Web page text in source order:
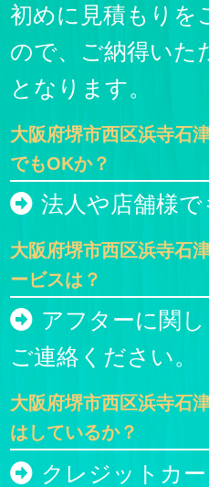
初めに見積もりを
ので、ご納得いた
となります。
大阪府堺市西区浜寺石
でもOKか？
法人や店舗様で
大阪府堺市西区浜寺石
ービスは？
アフターに関
ご連絡ください。
大阪府堺市西区浜寺石
はしているか？
クレジットカ